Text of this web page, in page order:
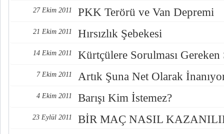
27 Ekim 2011 PKK Terörü ve Van Depremi
21 Ekim 2011 Hırsızlık Şebekesi
14 Ekim 2011 Kürtçülere Sorulması Gereken
7 Ekim 2011 Artık Şuna Net Olarak
4 Ekim 2011 Barışı Kim İstemez?
23 Eylül 2011 BİR MAÇ NASIL